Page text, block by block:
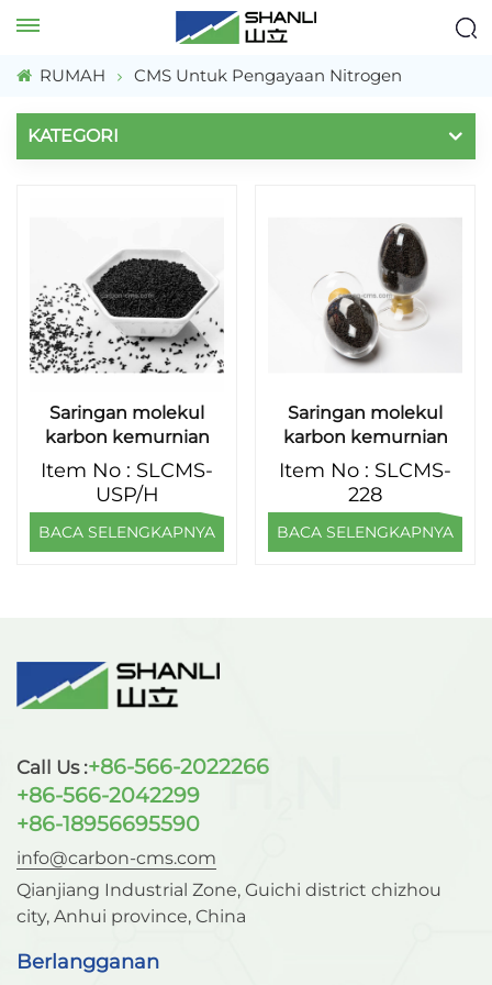
RUMAH CMS Untuk Pengayaan Nitrogen
KATEGORI
Saringan molekul
karbon kemurnian
tinggi untuk
generator nitrogen
PSA di Cina
Item No : SLCMS-
USP/H
BACA SELENGKAPNYA
Saringan molekul
karbon kemurnian
tinggi untuk
generator nitrogen
Item No : SLCMS-
228
BACA SELENGKAPNYA
Call Us :+86-566-2022266
+86-566-2042299
+86-18956695590
info@carbon-cms.com
Qianjiang Industrial Zone, Guichi district chizhou
city, Anhui province, China
Berlangganan